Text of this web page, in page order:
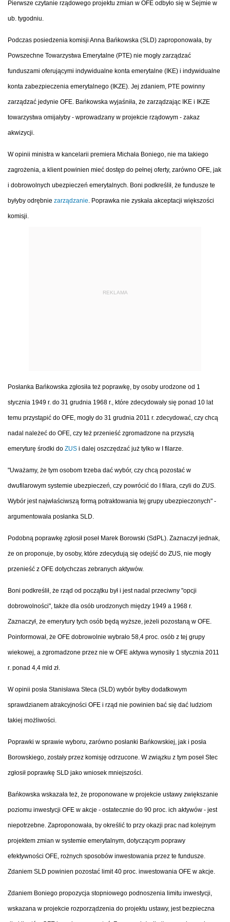
Pierwsze czytanie rządowego projektu zmian w OFE odbyło się w Sejmie w
ub. tygodniu.
Podczas posiedzenia komisji Anna Bańkowska (SLD) zaproponowała, by
Powszechne Towarzystwa Emerytalne (PTE) nie mogły zarządzać
funduszami oferującymi indywidualne konta emerytalne (IKE) i indywidualne
konta zabezpieczenia emerytalnego (IKZE). Jej zdaniem, PTE powinny
zarządzać jedynie OFE. Bańkowska wyjaśniła, że zarządzając IKE i IKZE
towarzystwa omijałyby - wprowadzany w projekcie rządowym - zakaz
akwizycji.
W opinii ministra w kancelarii premiera Michała Boniego, nie ma takiego
zagrożenia, a klient powinien mieć dostęp do pełnej oferty, zarówno OFE, jak
i dobrowolnych ubezpieczeń emerytalnych. Boni podkreślił, że fundusze te
byłyby odrębnie zarządzanie. Poprawka nie zyskała akceptacji większości
komisji.
REKLAMA
Posłanka Bańkowska zgłosiła też poprawkę, by osoby urodzone od 1
stycznia 1949 r. do 31 grudnia 1968 r., które zdecydowały się ponad 10 lat
temu przystąpić do OFE, mogły do 31 grudnia 2011 r. zdecydować, czy chcą
nadal należeć do OFE, czy też przenieść zgromadzone na przyszłą
emeryturę środki do ZUS i dalej oszczędzać już tylko w I filarze.
"Uważamy, że tym osobom trzeba dać wybór, czy chcą pozostać w
dwufilarowym systemie ubezpieczeń, czy powrócić do I filara, czyli do ZUS.
Wybór jest najwłaściwszą formą potraktowania tej grupy ubezpieczonych" -
argumentowała posłanka SLD.
Podobną poprawkę zgłosił poseł Marek Borowski (SdPL). Zaznaczył jednak,
że on proponuje, by osoby, które zdecydują się odejść do ZUS, nie mogły
przenieść z OFE dotychczas zebranych aktywów.
Boni podkreślił, że rząd od początku był i jest nadal przeciwny "opcji
dobrowolności", także dla osób urodzonych między 1949 a 1968 r.
Zaznaczył, że emerytury tych osób będą wyższe, jeżeli pozostaną w OFE.
Poinformował, że OFE dobrowolnie wybrało 58,4 proc. osób z tej grupy
wiekowej, a zgromadzone przez nie w OFE aktywa wynosiły 1 stycznia 2011
r. ponad 4,4 mld zł.
W opinii posła Stanisława Steca (SLD) wybór byłby dodatkowym
sprawdzianem atrakcyjności OFE i rząd nie powinien bać się dać ludziom
takiej możliwości.
Poprawki w sprawie wyboru, zarówno posłanki Bańkowskiej, jak i posła
Borowskiego, zostały przez komisję odrzucone. W związku z tym poseł Stec
zgłosił poprawkę SLD jako wniosek mniejszości.
Bańkowska wskazała też, że proponowane w projekcie ustawy zwiększanie
poziomu inwestycji OFE w akcje - ostatecznie do 90 proc. ich aktywów - jest
niepotrzebne. Zaproponowała, by określić to przy okazji prac nad kolejnym
projektem zmian w systemie emerytalnym, dotyczącym poprawy
efektywności OFE, rożnych sposobów inwestowania przez te fundusze.
Zdaniem SLD powinien pozostać limit 40 proc. inwestowania OFE w akcje.
Zdaniem Boniego propozycja stopniowego podnoszenia limitu inwestycji,
wskazana w projekcie rozporządzenia do projektu ustawy, jest bezpieczna